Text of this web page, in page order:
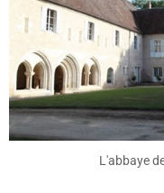
L'abbaye